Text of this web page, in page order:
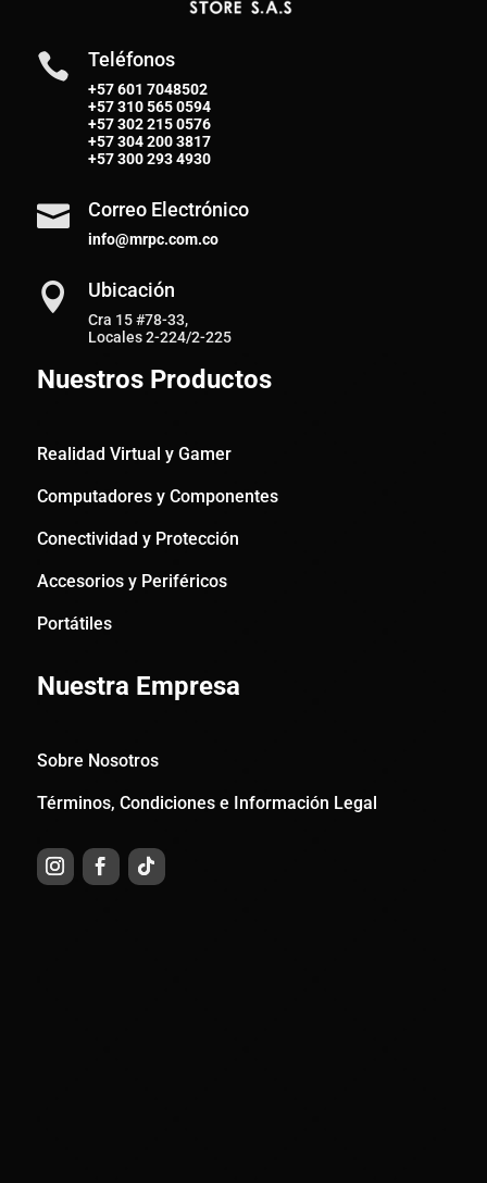
 Teléfonos
+57 601 7048502
+57310 565 0594
+57302 215 0576
+57304 200 3817
+57300 293 4930
 Correo Electrónico
info@mrpc.com.co
 Ubicación
Cra 15 #78-33,
Locales 2-224/2-225
Nuestros Productos
Realidad Virtual y Gamer
Computadores y Componentes
Conectividad y Protección
Accesorios y Periféricos
Portátiles
Nuestra Empresa
Sobre Nosotros
Términos, Condiciones e Información Legal